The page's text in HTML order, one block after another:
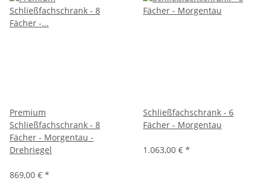
Premium
Schließfachschrank - 8
Fächer - Morgentau -
Drehriegel
869,00 € *
Schließfachschrank - 6
Fächer - Morgentau
1.063,00 € *